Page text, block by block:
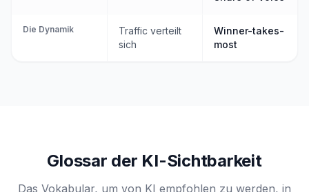
Die Dynamik
Traffic verteilt
sich
Winner-takes-
most
Glossar der KI-Sichtbarkeit
Das Vokabular, um von KI empfohlen zu werden, in